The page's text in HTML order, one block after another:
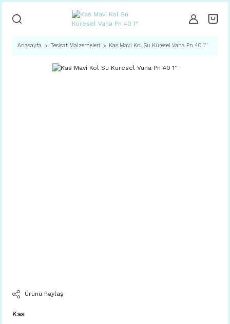
Anasayfa Tesisat Malzemeleri Kas Mavi Kol Su Küresel Vana Pn 40 1''
Ürünü Paylaş
Kas